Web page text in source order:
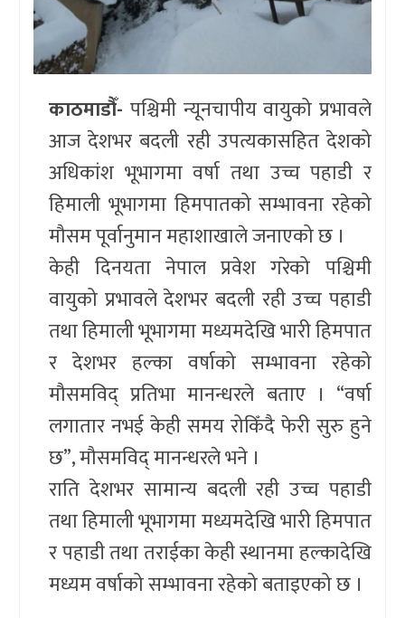
अन्तर्वार्ता
काठमाडौँ- पश्चिमी न्यूनचापीय वायुको प्रभावले
आज देशभर बदली रही उपत्यकासहित देशको
अधिकांश भूभागमा वर्षा तथा उच्च पहाडी र
हिमाली भूभागमा हिमपातको सम्भावना रहेको
मौसम पूर्वानुमान महाशाखाले जनाएको छ ।
केही दिनयता नेपाल प्रवेश गरेको पश्चिमी
वायुको प्रभावले देशभर बदली रही उच्च पहाडी
तथा हिमाली भूभागमा मध्यमदेखि भारी हिमपात
र देशभर हल्का वर्षाको सम्भावना रहेको
मौसमविद् प्रतिभा मानन्धरले बताए । “वर्षा
लगातार नभई केही समय रोकिँदै फेरी सुरु हुने
छ”, मौसमविद् मानन्धरले भने ।
राति देशभर सामान्य बदली रही उच्च पहाडी
तथा हिमाली भूभागमा मध्यमदेखि भारी हिमपात
र पहाडी तथा तराईका केही स्थानमा हल्कादेखि
मध्यम वर्षाको सम्भावना रहेको बताइएको छ ।